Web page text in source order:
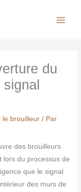
du
signal
le brouilleur / Par
des brouilleurs
lors du processus de
que le signal
des murs de